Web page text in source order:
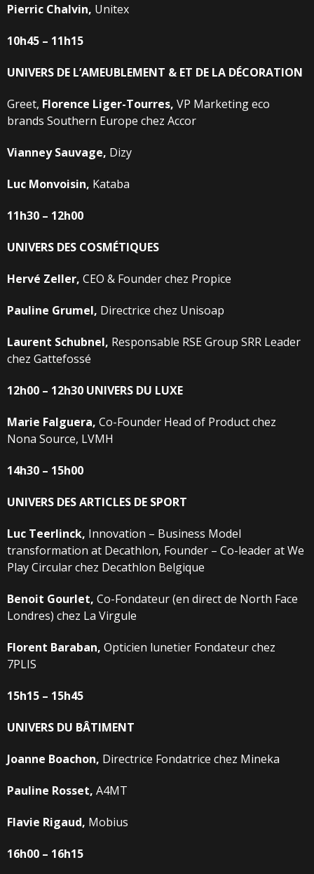
Pierric Chalvin, Unitex
10h45 – 11h15
UNIVERS DE L’AMEUBLEMENT & ET DE LA DÉCORATION
Greet, Florence Liger-Tourres, VP Marketing eco
brands Southern Europe chez Accor
Vianney Sauvage, Dizy
Luc Monvoisin, Kataba
11h30 – 12h00
UNIVERS DES COSMÉTIQUES
Hervé Zeller, CEO & Founder chez Propice
Pauline Grumel, Directrice chez Unisoap
Laurent Schubnel, Responsable RSE Group SRR Leader
chez Gattefossé
12h00 – 12h30 UNIVERS DU LUXE
Marie Falguera, Co-Founder Head of Product chez
Nona Source, LVMH
14h30 – 15h00
UNIVERS DESARTICLES DE SPORT
Luc Teerlinck, Innovation – Business Model
transformation at Decathlon, Founder – Co-leader at We
Play Circular chez Decathlon Belgique
Benoit Gourlet, Co-Fondateur (en direct de North Face
Londres) chez La Virgule
Florent Baraban, Opticien lunetier Fondateur chez
7PLIS
15h15 – 15h45
UNIVERS DU BÂTIMENT
Joanne Boachon, Directrice Fondatrice chez Mineka
Pauline Rosset, A4MT
Flavie Rigaud, Mobius
16h00 – 16h15